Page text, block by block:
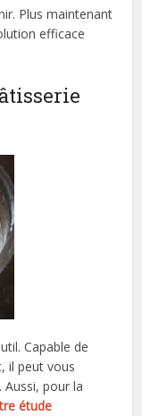
Plus maintenant
efficace
Capable de
il peut vous
pour la
étude